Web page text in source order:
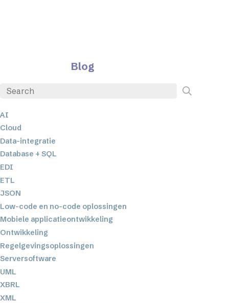
Blog
AI
Cloud
Data-integratie
Database + SQL
EDI
ETL
JSON
Low-code en no-code oplossingen
Mobiele applicatieontwikkeling
Ontwikkeling
Regelgevingsoplossingen
Serversoftware
UML
XBRL
XML